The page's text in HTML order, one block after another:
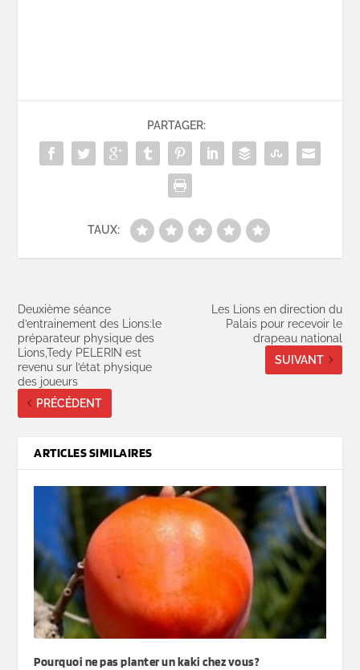
PARTAGER:
TAUX:
Deuxième séance
d’entrainement des Lions:le
préparateur physique des
Lions,Tedy PELERIN est
revenu sur l’état physique
des joueurs
PRÉCÉDENT
Les Lions en direction du
Palais pour recevoir le
drapeau national
SUIVANT
ARTICLES SIMILAIRES
Pourquoi ne pas planter un kaki chez vous?